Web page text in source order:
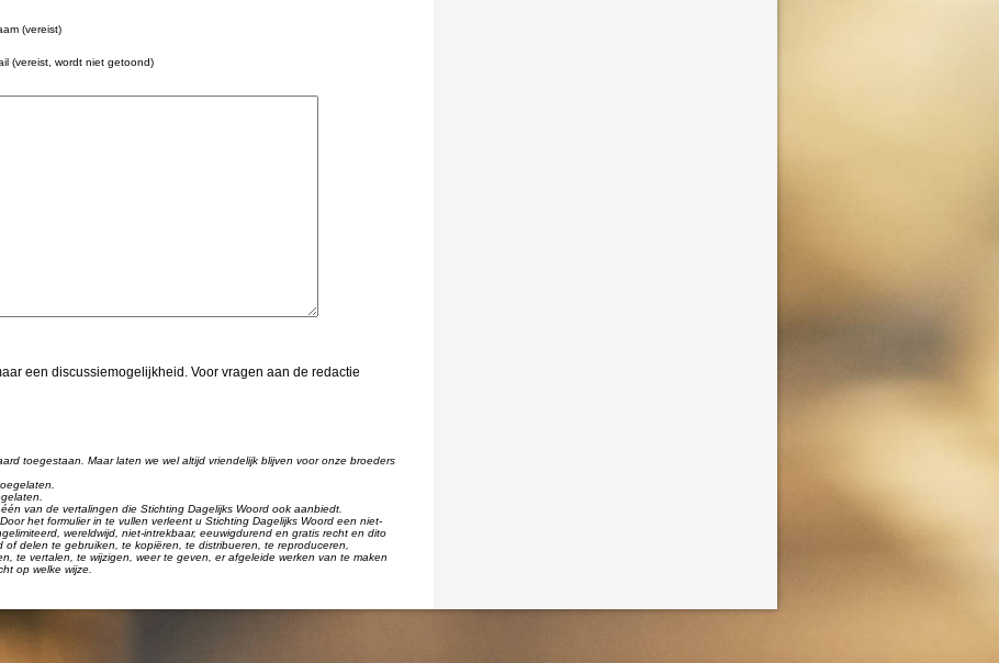
(vereist)
(vereist, wordt niet getoond)
een discussiemogelijkheid. Voor vragen aan de redactie
toegestaan. Maar laten we wel altijd vriendelijk blijven voor onze broeders
van de vertalingen die Stichting Dagelijks Woord ook aanbiedt.
het formulier in te vullen verleent u Stichting Dagelijks Woord een niet-
wereldwijd, niet-intrekbaar, eeuwigdurend en gratis recht en dito
delen te gebruiken, te kopiëren, te distribueren, te reproduceren,
te vertalen, te wijzigen, weer te geven, er afgeleide werken van te maken
op welke wijze.